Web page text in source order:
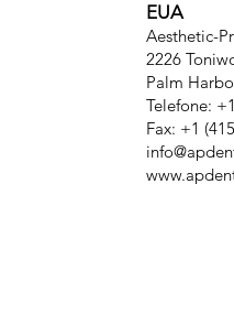
EUA
Aesthetic-
2226
Palm
Telefone:
Fax: +1